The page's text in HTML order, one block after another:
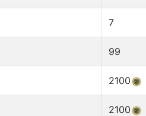
7
99
2100
2100